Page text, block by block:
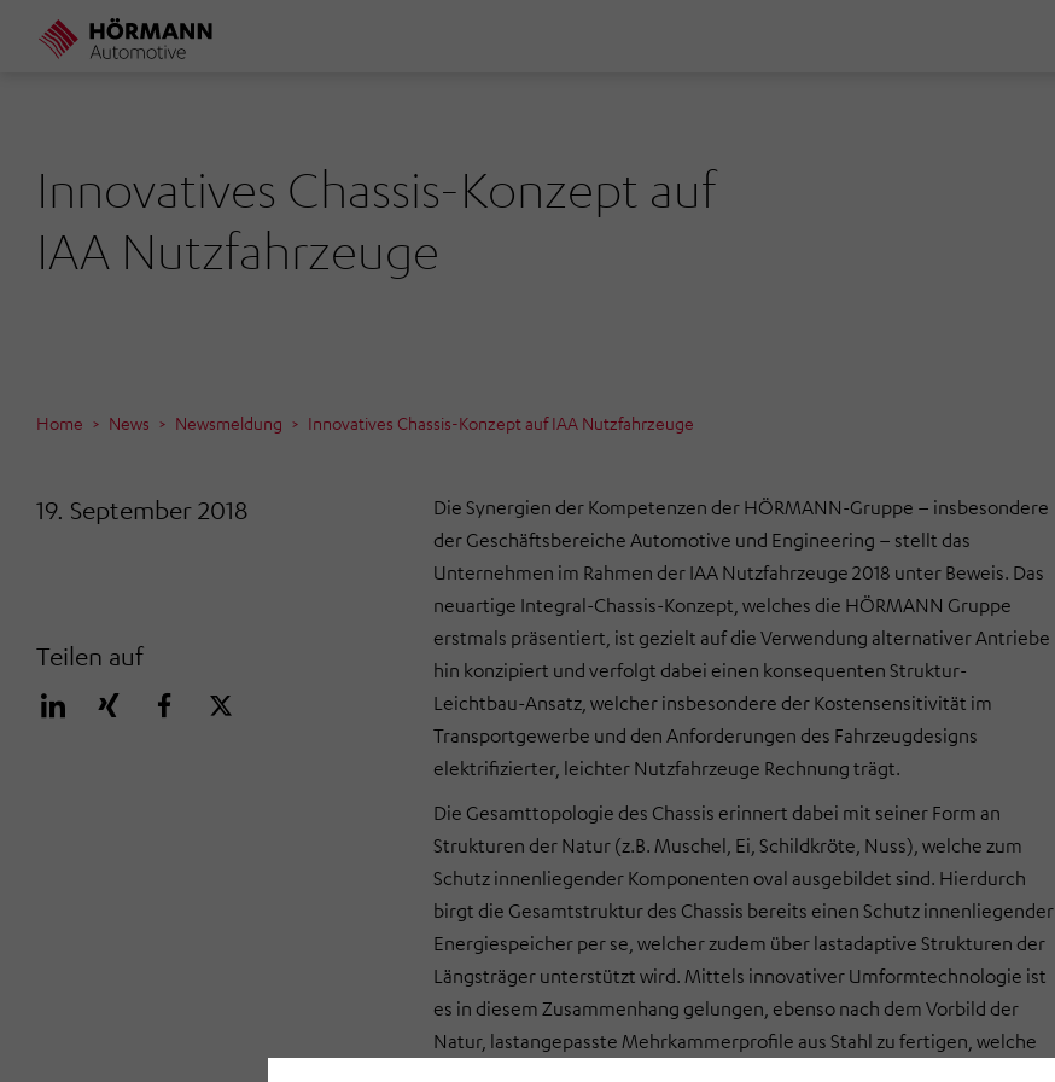
Innovatives Chassis-Konzept auf
IAA Nutzfahrzeuge
Home News Newsmeldung Innovatives Chassis-Konzept auf IAA Nutzfahrzeuge
19. September 2018
Teilen auf
Die Synergien der Kompetenzen der HÖRMANN-Gruppe – insbesondere
der Geschäftsbereiche Automotive und Engineering – stellt das
Unternehmen im Rahmen der IAA Nutzfahrzeuge 2018 unter Beweis. Das
neuartige Integral-Chassis-Konzept, welches die HÖRMANN Gruppe
erstmals präsentiert, ist gezielt auf die Verwendung alternativer Antriebe
hin konzipiert und verfolgt dabei einen konsequenten Struktur-
Leichtbau-Ansatz, welcher insbesondere der Kostensensitivität im
Transportgewerbe und den Anforderungen des Fahrzeugdesigns
elektrifizierter, leichter Nutzfahrzeuge Rechnung trägt.
Die Gesamttopologie des Chassis erinnert dabei mit seiner Form an
Strukturen der Natur (z.B. Muschel, Ei, Schildkröte, Nuss), welche zum
Schutz innenliegender Komponenten oval ausgebildet sind. Hierdurch
birgt die Gesamtstruktur des Chassis bereits einen Schutz innenliegender
Energiespeicher per se, welcher zudem über lastadaptive Strukturen der
Längsträger unterstützt wird. Mittels innovativer Umformtechnologie ist
es in diesem Zusammenhang gelungen, ebenso nach dem Vorbild der
Natur, lastangepasste Mehrkammerprofile aus Stahl zu fertigen, welche